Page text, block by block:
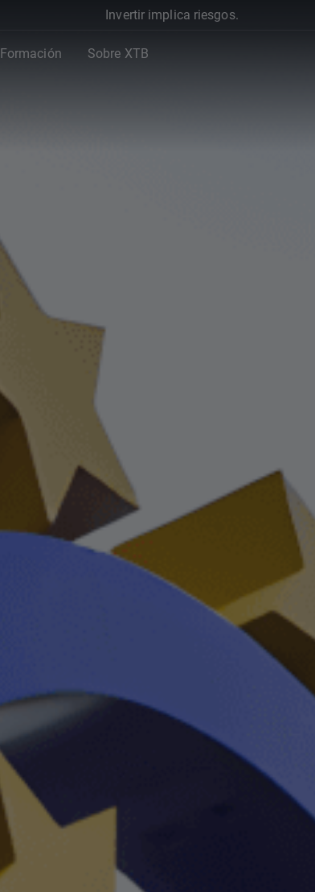
Invertir implica riesgos.
Formación Sobre XTB